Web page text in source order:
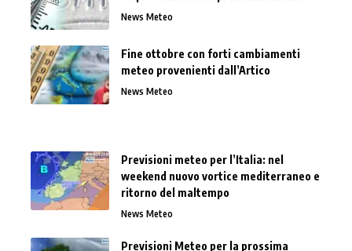
News Meteo
Fine ottobre con forti cambiamenti
meteo provenienti dall’Artico
News Meteo
Previsioni meteo per l’Italia: nel
weekend nuovo vortice mediterraneo e
ritorno del maltempo
News Meteo
Previsioni Meteo per la prossima